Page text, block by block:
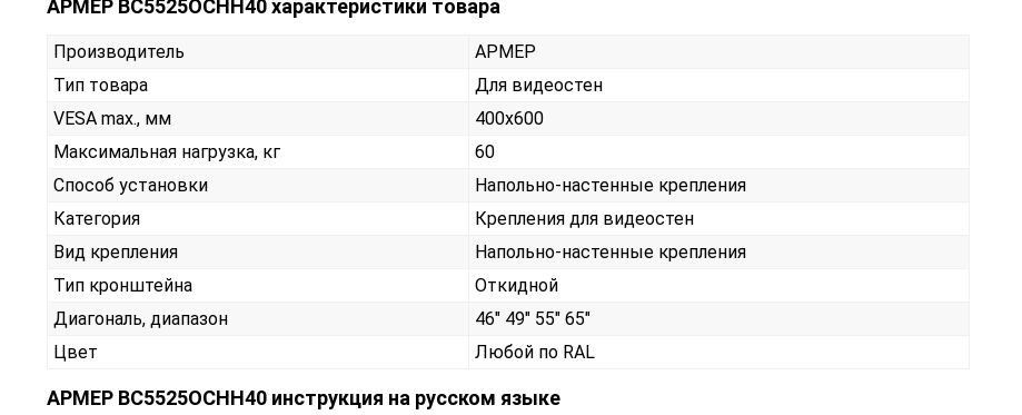
АРМЕР ВС5525ОСНН40 характеристики товара
Производитель
АРМЕР
Тип товара
Для видеостен
VESA max., мм
400х600
Максимальная нагрузка, кг
60
Способ установки
Напольно-настенные крепления
Категория
Крепления для видеостен
Вид крепления
Напольно-настенные крепления
Тип кронштейна
Откидной
Диагональ, диапазон
46" 49" 55" 65"
Цвет
Любой по RAL
АРМЕР ВС5525ОСНН40 инструкция на русском языке